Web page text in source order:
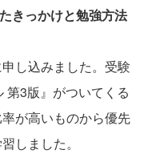
きっかけと勉強方法
し込みました。受験
第3版』がついてくる
が高いものから優先
しました。